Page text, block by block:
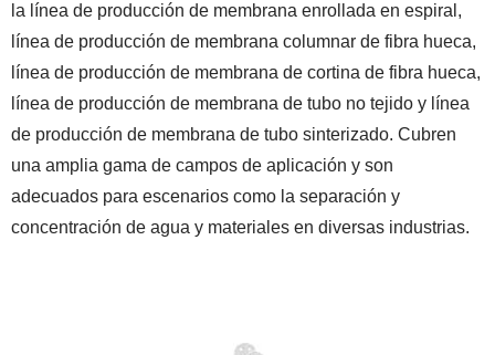
la línea de producción de membrana enrollada en espiral,
línea de producción de membrana columnar de fibra hueca,
línea de producción de membrana de cortina de fibra hueca,
línea de producción de membrana de tubo no tejido y línea
de producción de membrana de tubo sinterizado. Cubren
una amplia gama de campos de aplicación y son
adecuados para escenarios como la separación y
concentración de agua y materiales en diversas industrias.